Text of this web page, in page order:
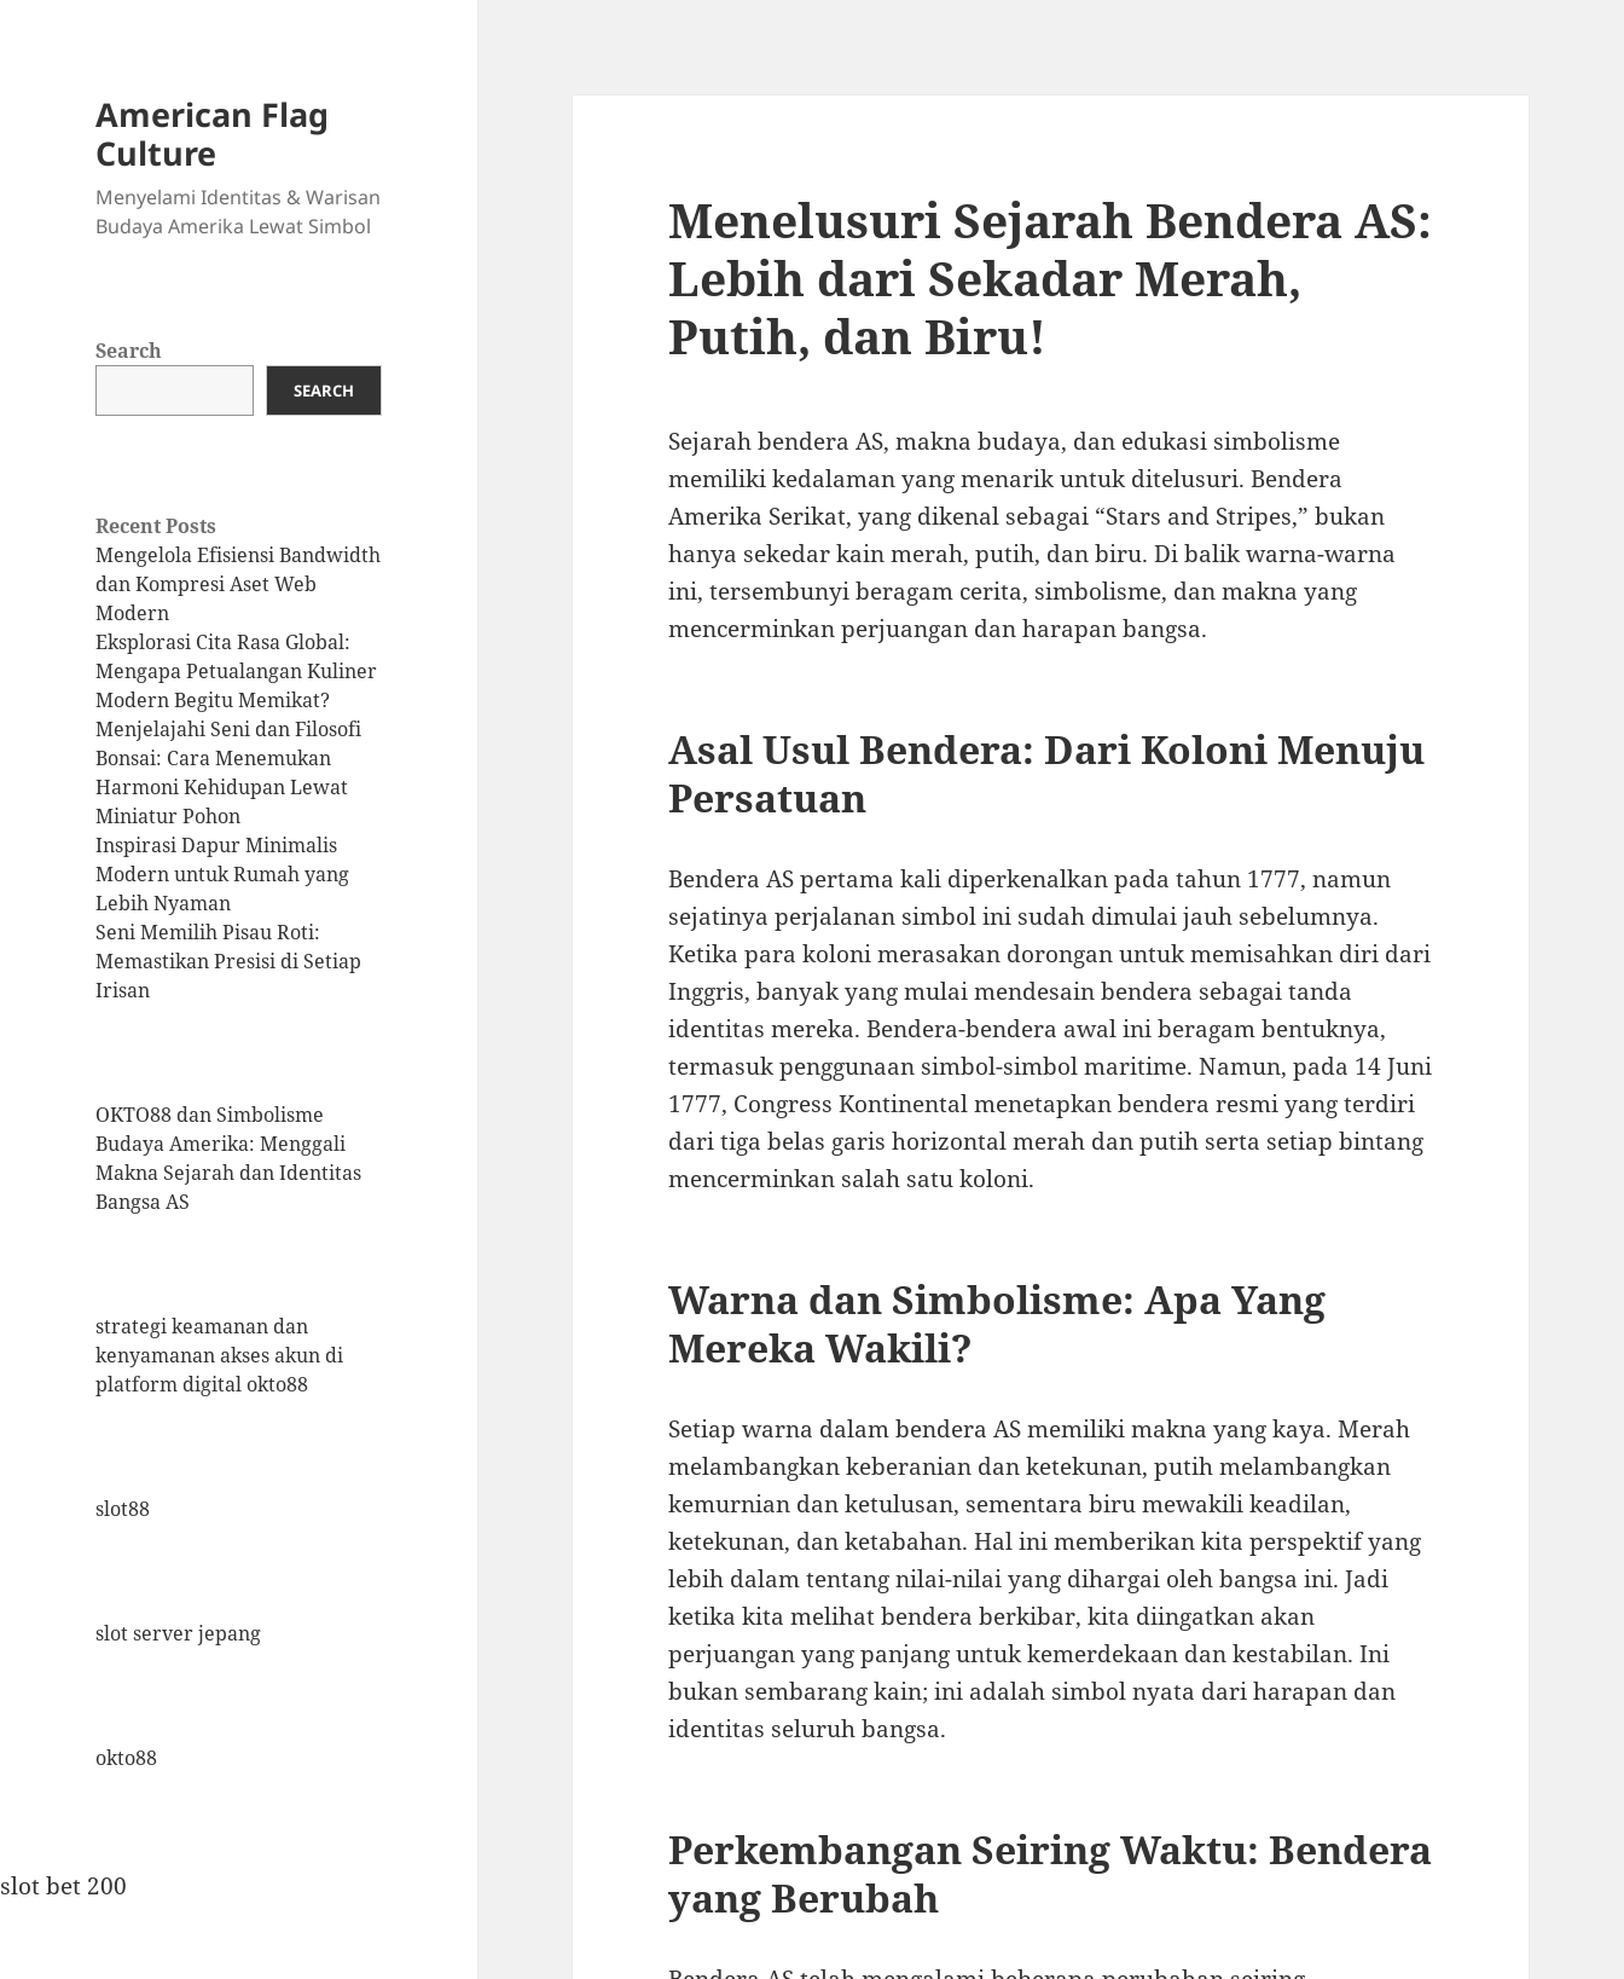
American Flag
Culture
Menyelami Identitas & Warisan
Budaya Amerika Lewat Simbol
Search
SEARCH
Recent Posts
Mengelola Efisiensi Bandwidth
dan Kompresi Aset Web
Modern
Eksplorasi Cita Rasa Global:
Mengapa Petualangan Kuliner
Modern Begitu Memikat?
Menjelajahi Seni dan Filosofi
Bonsai: Cara Menemukan
Harmoni Kehidupan Lewat
Miniatur Pohon
Inspirasi Dapur Minimalis
Modern untuk Rumah yang
Lebih Nyaman
Seni Memilih Pisau Roti:
Memastikan Presisi di Setiap
Irisan
OKTO88 dan Simbolisme
Budaya Amerika: Menggali
Makna Sejarah dan Identitas
Bangsa AS
strategi keamanan dan
kenyamanan akses akun di
platform digital okto88
slot88
slot server jepang
okto88
slot bet 200
Menelusuri Sejarah Bendera AS:
Lebih dari Sekadar Merah,
Putih, dan Biru!
Sejarah bendera AS, makna budaya, dan edukasi simbolisme
memiliki kedalaman yang menarik untuk ditelusuri. Bendera
Amerika Serikat, yang dikenal sebagai “Stars and Stripes,” bukan
hanya sekedar kain merah, putih, dan biru. Di balik warna-warna
ini, tersembunyi beragam cerita, simbolisme, dan makna yang
mencerminkan perjuangan dan harapan bangsa.
Asal Usul Bendera: Dari Koloni Menuju
Persatuan
Bendera AS pertama kali diperkenalkan pada tahun 1777, namun
sejatinya perjalanan simbol ini sudah dimulai jauh sebelumnya.
Ketika para koloni merasakan dorongan untuk memisahkan diri dari
Inggris, banyak yang mulai mendesain bendera sebagai tanda
identitas mereka. Bendera-bendera awal ini beragam bentuknya,
termasuk penggunaan simbol-simbol maritime. Namun, pada 14 Juni
1777, Congress Kontinental menetapkan bendera resmi yang terdiri
dari tiga belas garis horizontal merah dan putih serta setiap bintang
mencerminkan salah satu koloni.
Warna dan Simbolisme: Apa Yang
Mereka Wakili?
Setiap warna dalam bendera AS memiliki makna yang kaya. Merah
melambangkan keberanian dan ketekunan, putih melambangkan
kemurnian dan ketulusan, sementara biru mewakili keadilan,
ketekunan, dan ketabahan. Hal ini memberikan kita perspektif yang
lebih dalam tentang nilai-nilai yang dihargai oleh bangsa ini. Jadi
ketika kita melihat bendera berkibar, kita diingatkan akan
perjuangan yang panjang untuk kemerdekaan dan kestabilan. Ini
bukan sembarang kain; ini adalah simbol nyata dari harapan dan
identitas seluruh bangsa.
Perkembangan Seiring Waktu: Bendera
yang Berubah